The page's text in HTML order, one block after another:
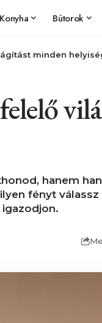
Konyha Bútorok
minden
hanem
fényt válassz